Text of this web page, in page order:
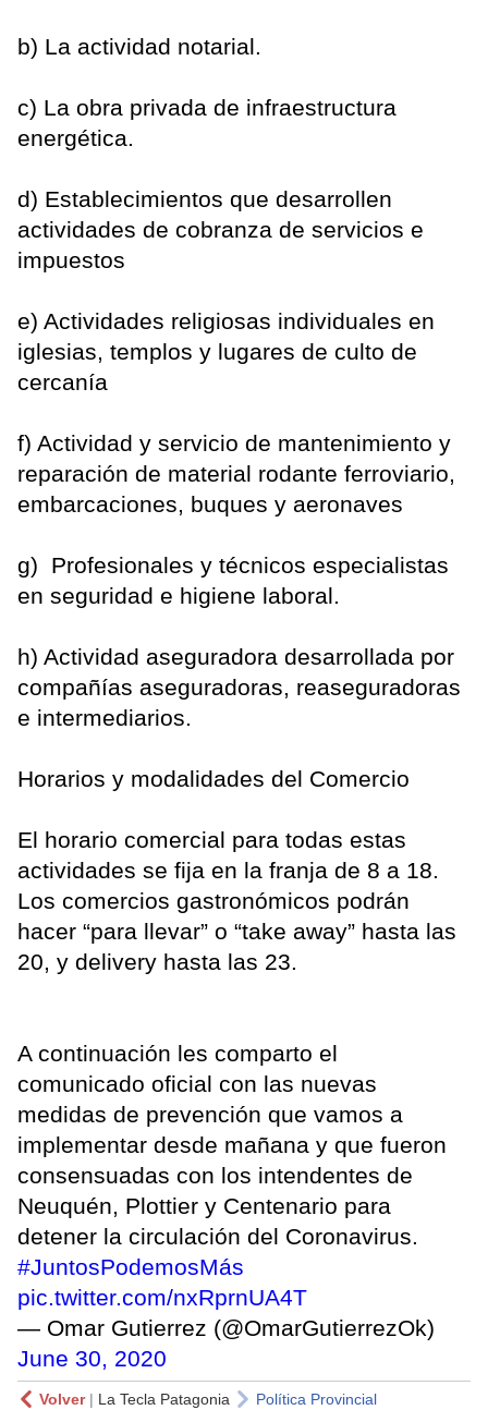
b) La actividad notarial.
c) La obra privada de infraestructura
energética.
d) Establecimientos que desarrollen
actividades de cobranza de servicios e
impuestos
e) Actividades religiosas individuales en
iglesias, templos y lugares de culto de
cercanía
f) Actividad y servicio de mantenimiento y
reparación de material rodante ferroviario,
embarcaciones, buques y aeronaves
g) Profesionales y técnicos especialistas
en seguridad e higiene laboral.
h) Actividad aseguradora desarrollada por
compañías aseguradoras, reaseguradoras
e intermediarios.
Horarios y modalidades del Comercio
El horario comercial para todas estas
actividades se fija en la franja de 8 a 18.
Los comercios gastronómicos podrán
hacer “para llevar” o “take away” hasta las
20, y delivery hasta las 23.
A continuación les comparto el
comunicado oficial con las nuevas
medidas de prevención que vamos a
implementar desde mañana y que fueron
consensuadas con los intendentes de
Neuquén, Plottier y Centenario para
detener la circulación del Coronavirus.
#JuntosPodemosMás
pic.twitter.com/nxRprnUA4T
— Omar Gutierrez (@OmarGutierrezOk)
June 30, 2020
Volver| La Tecla Patagonia Política Provincial